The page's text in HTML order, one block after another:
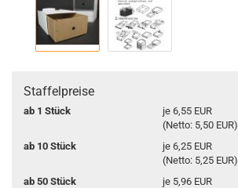
Staffelpreise
ab 1 Stück
je 6,55 EUR
(Netto: 5,50 EUR)
ab 10 Stück
je 6,25 EUR
(Netto: 5,25 EUR)
ab 50 Stück
je 5,96 EUR